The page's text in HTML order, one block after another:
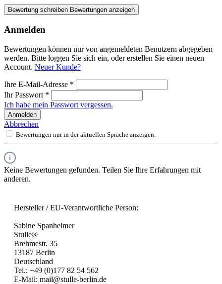
Bewertung schreiben Bewertungen anzeigen
Anmelden
Bewertungen können nur von angemeldeten Benutzern abgegeben
werden. Bitte loggen Sie sich ein, oder erstellen Sie einen neuen
Account. Neuer Kunde?
Ihre E-Mail-Adresse *
Ihr Passwort *
Ich habe mein Passwort vergessen.
Anmelden
Abbrechen
Bewertungen nur in der aktuellen Sprache anzeigen.
Keine Bewertungen gefunden. Teilen Sie Ihre Erfahrungen mit
anderen.
Hersteller / EU-Verantwortliche Person:
Sabine Spanheimer
Stulle®
Brehmestr. 35
13187 Berlin
Deutschland
Tel.: +49 (0)177 82 54 562
E-Mail: mail@stulle-berlin.de